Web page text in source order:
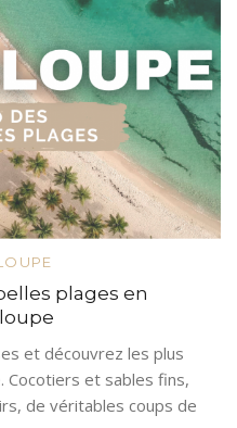
plages en
et découvrez les plus
Cocotiers et sables fins,
de véritables coups de